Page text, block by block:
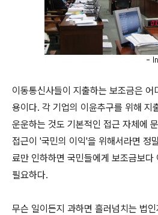
이동통신사들이 지출하는 보조금은 어
용이다. 각 기업의 이윤추구를 위해 지
운운하는 것도 기본적인 접근 자체에
접근이 '국민의 이익'을 위해서라면 정
료만 인하하면 국민들에게 보조금보다
필요하다.
무슨 일이든지 과하면 흘러넘치는 법